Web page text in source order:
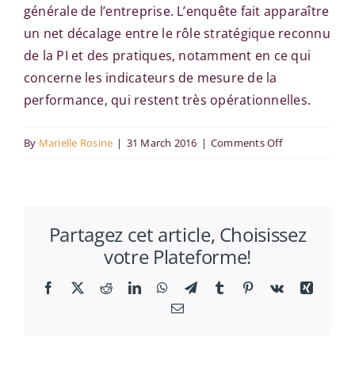
générale de l’entreprise. L’enquête fait apparaître
un net décalage entre le rôle stratégique reconnu
de la PI et des pratiques, notamment en ce qui
concerne les indicateurs de mesure de la
performance, qui restent très opérationnelles.
By Marielle Rosine | 31 March 2016 | Comments Offon
plus
stratégies
Partagez cet article, Choisissez
votre Plateforme!
Facebook
X RedditLinkedInWhatsApp
TelegramTumblr Pinterest
Vk
Xing
Email